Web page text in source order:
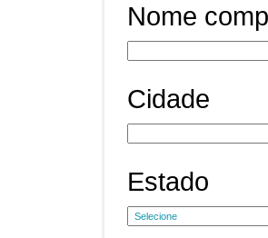
Nome
Cidade
Estado